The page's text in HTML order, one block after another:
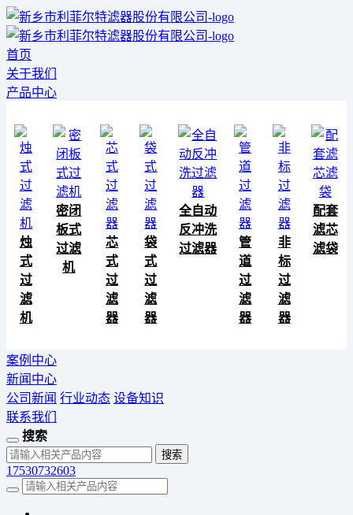
首页
关于我们
产品中心
烛
式
过
滤
机
密闭
板式
过滤
机
芯
式
过
滤
器
袋
式
过
滤
器
全自动
反冲洗
过滤器
管
道
过
滤
器
非
标
过
滤
器
配套
滤芯
滤袋
案例中心
新闻中心
公司新闻 行业动态 设备知识
联系我们
搜索
17530732603